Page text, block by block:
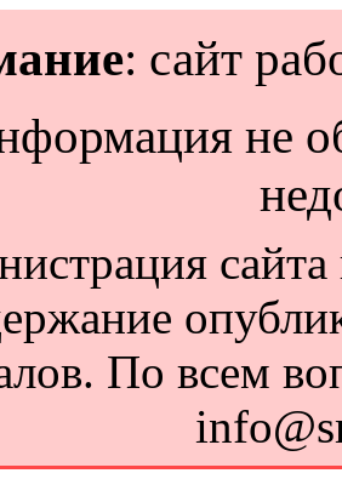
: сайт
не
сайта
По всем